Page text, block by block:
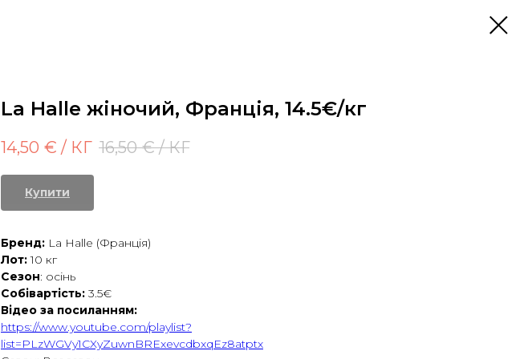
La Halle жіночий, Франція, 14.5€/кг
14,50 € / КГ 16,50 € / КГ
Купити
Бренд: La Halle (Франція)
Лот:10 кг
Сезон: осінь
Собівартість: 3.5€
Відео за посиланням:
https://www.youtube.com/playlist?
list=PLzWGVy1CXyZuwnBRExevcdbxqEz8atptx